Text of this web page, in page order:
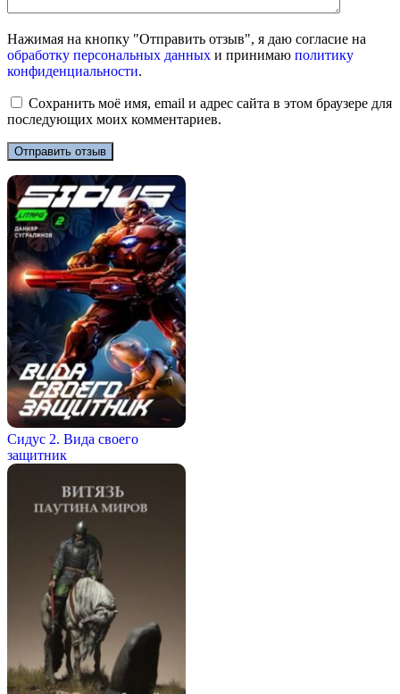
Нажимая на кнопку "Отправить отзыв", я даю согласие на
обработку персональных данных и принимаю политику
конфиденциальности.
Сохранить моё имя, email и адрес сайта в этом браузере для
последующих моих комментариев.
Сидус 2. Вида своего
защитник